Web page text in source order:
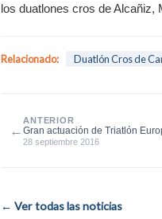
los duatlones cros de Alcañiz,
Relacionado: Duatlón Cros de
←
ANTERIOR
Gran actuación de Triatlón
masculino en Gij...
28 septiembre 2016
← Ver todas las noticias